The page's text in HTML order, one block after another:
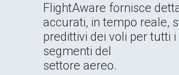
FlightAware fornisce
accurati, in tempo reale,
predittivi dei voli per tutti i
segmenti del
settore aereo.